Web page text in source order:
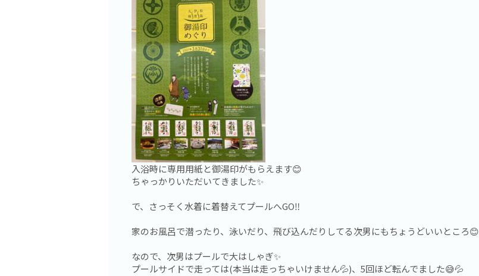
入浴時に専用用紙と御湯印がもらえます😊
ちゃっかりいただいてきました✨
で、さっそく水着に着替えてプールへGO‼️
家のお風呂で潜ったり、泳いだり、飛び込んだりしてる次男にもちょうどいいところ😊
なので、次男はプールで大はしゃぎ✨
プールサイドで走っては(本当は走っちゃいけません💦)、5回ほど転んでました😅💦